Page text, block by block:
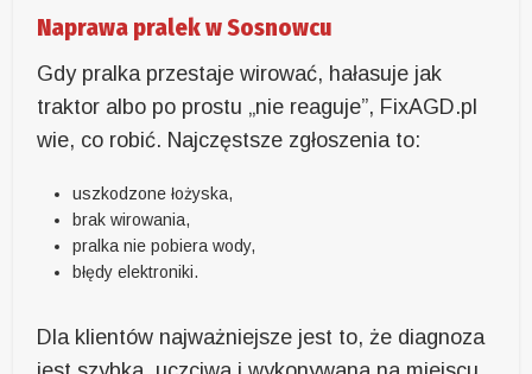
Naprawa pralek w Sosnowcu
Gdy pralka przestaje wirować, hałasuje jak
traktor albo po prostu „nie reaguje”, FixAGD.pl
wie, co robić. Najczęstsze zgłoszenia to:
uszkodzone łożyska,
brak wirowania,
pralka nie pobiera wody,
błędy elektroniki.
Dla klientów najważniejsze jest to, że diagnoza